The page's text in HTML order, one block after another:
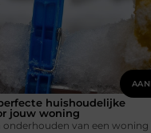
huishoudelijke
jouw woning
van een woning